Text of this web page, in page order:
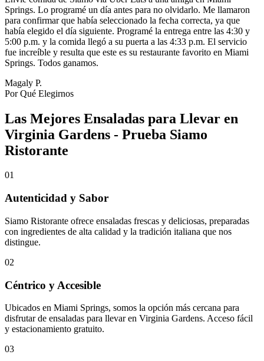
Springs. Lo programé un día antes para no olvidarlo. Me llamaron
para confirmar que había seleccionado la fecha correcta, ya que
había elegido el día siguiente. Programé la entrega entre las 4:30 y
5:00 p.m. y la comida llegó a su puerta a las 4:33 p.m. El servicio
fue increíble y resulta que este es su restaurante favorito en Miami
Springs. Todos ganamos.
Magaly P.
Por Qué Elegirnos
Las Mejores Ensaladas para Llevar en
Virginia Gardens - Prueba Siamo
Ristorante
01
Autenticidad y Sabor
Siamo Ristorante ofrece ensaladas frescas y deliciosas, preparadas
con ingredientes de alta calidad y la tradición italiana que nos
distingue.
02
Céntrico y Accesible
Ubicados en Miami Springs, somos la opción más cercana para
disfrutar de ensaladas para llevar en Virginia Gardens. Acceso fácil
y estacionamiento gratuito.
03